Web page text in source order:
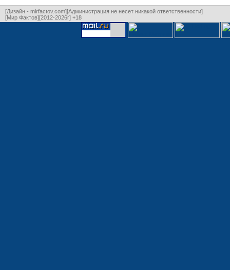
[Дизайн - mirfactov.com][Администрация не несет никакой ответственности]
[Мир Фактов][2012-2026г] +18